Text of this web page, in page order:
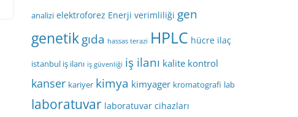
analizi elektroforez Enerji verimliliği gen
genetikgıda hassas terazi HPLC hücre ilaç
istanbul iş ilanı iş güvenliği iş ilanı kalite kontrol
kanser kariyer kimya kimyager kromatografi lab
laboratuvar laboratuvar cihazları